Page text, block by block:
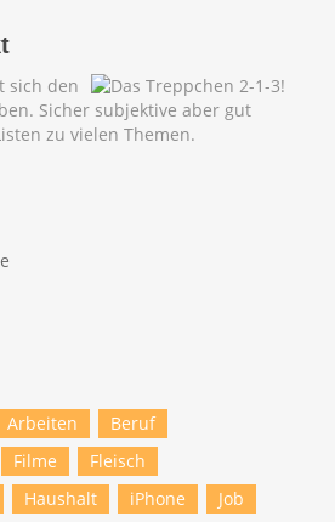
sich den
Sicher subjektive aber gut
zu vielen Themen.
Arbeiten
Beruf
Filme
Fleisch
Haushalt iPhone
Job